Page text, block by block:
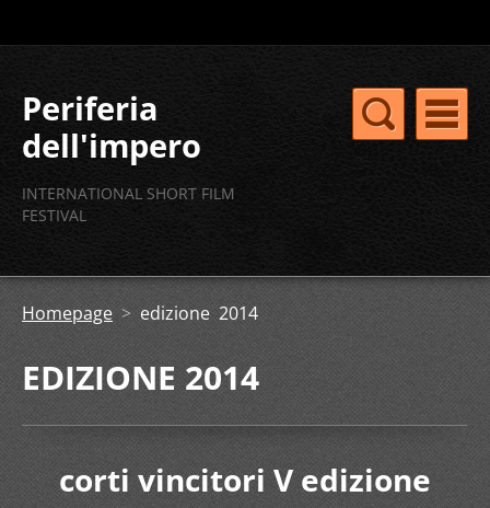
Periferia
dell'impero
concorso
internazionale
INTERNATIONAL SHORT FILM
FESTIVAL
Homepage > edizione 2014
EDIZIONE 2014
corti vincitori V edizione